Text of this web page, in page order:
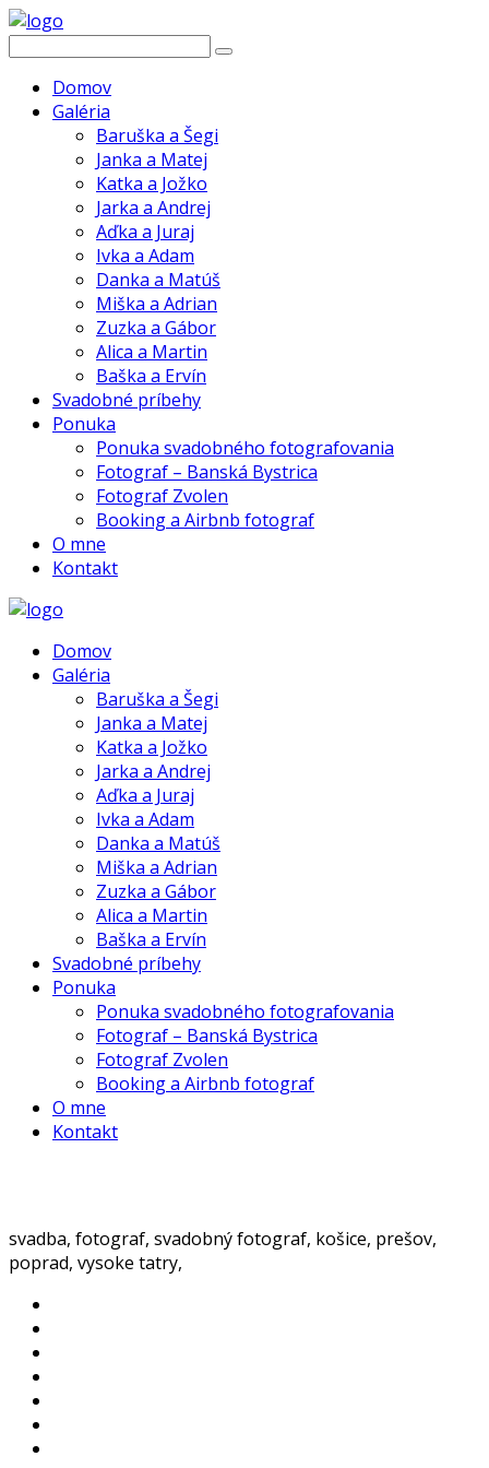
Domov
Galéria
Baruška a Šegi
Janka a Matej
Katka a Jožko
Jarka a Andrej
Aďka a Juraj
Ivka a Adam
Danka a Matúš
Miška a Adrian
Zuzka a Gábor
Alica a Martin
Baška a Ervín
Svadobné príbehy
Ponuka
Ponuka svadobného fotografovania
Fotograf – Banská Bystrica
Fotograf Zvolen
Booking a Airbnb fotograf
O mne
Kontakt
Domov
Galéria
Baruška a Šegi
Janka a Matej
Katka a Jožko
Jarka a Andrej
Aďka a Juraj
Ivka a Adam
Danka a Matúš
Miška a Adrian
Zuzka a Gábor
Alica a Martin
Baška a Ervín
Svadobné príbehy
Ponuka
Ponuka svadobného fotografovania
Fotograf – Banská Bystrica
Fotograf Zvolen
Booking a Airbnb fotograf
O mne
Kontakt
svadba, fotograf, svadobný fotograf, košice, prešov,
poprad, vysoke tatry,